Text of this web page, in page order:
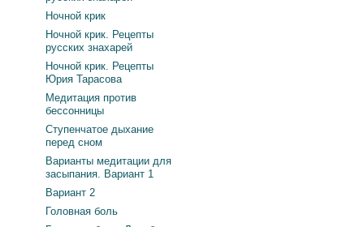
Ночной крик
Ночной крик. Рецепты
русских знахарей
Ночной крик. Рецепты
Юрия Тарасова
Медитация против
бессонницы
Ступенчатое дыхание
перед сном
Варианты медитации для
засыпания. Вариант 1
Вариант 2
Головная боль